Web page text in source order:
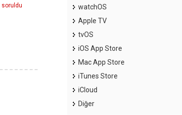
soruldu watchOS
Apple TV
tvOS
iOS App Store
Mac App Store
iTunes Store
iCloud
Diğer